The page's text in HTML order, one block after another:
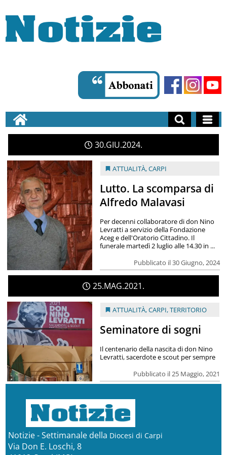
30 GIU 2024
ATTUALITÀ,CARPI
Lutto. La scomparsa di
Alfredo Malavasi
Pubblicato il 30 Giugno, 2024
Per decenni collaboratore di don Nino
Levratti a servizio della Fondazione
Aceg e dell'Oratorio Cittadino. Il
funerale martedì 2 luglio alle 14.30 in ...
25 MAG 2021
ATTUALITÀ,CARPI,TERRITORIO
Seminatore di sogni
Pubblicato il 25 Maggio, 2021
Il centenario della nascita di don Nino
Levratti, sacerdote e scout per sempre
Notizie - Settimanale della Diocesi di Carpi
Via Don E. Loschi, 8